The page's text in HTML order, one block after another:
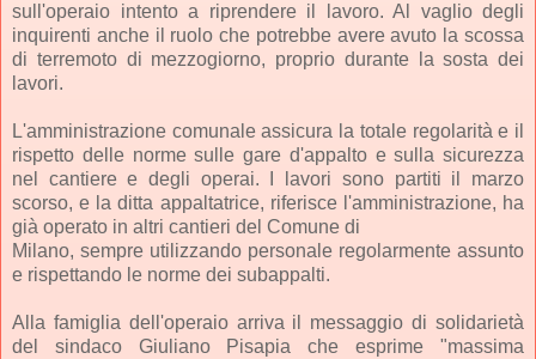
sull'operaio intento a riprendere il lavoro. Al vaglio degli
inquirenti anche il ruolo che potrebbe avere avuto la scossa
di terremoto di mezzogiorno, proprio durante la sosta dei
lavori.
L'amministrazione comunale assicura la totale regolarità e il
rispetto delle norme sulle gare d'appalto e sulla sicurezza
nel cantiere e degli operai. I lavori sono partiti il marzo
scorso, e la ditta appaltatrice, riferisce l'amministrazione, ha
già operato in altri cantieri del Comune di
Milano, sempre utilizzando personale regolarmente assunto
e rispettando le norme dei subappalti.
Alla famiglia dell'operaio arriva il messaggio di solidarietà
del sindaco Giuliano Pisapia che esprime "massima